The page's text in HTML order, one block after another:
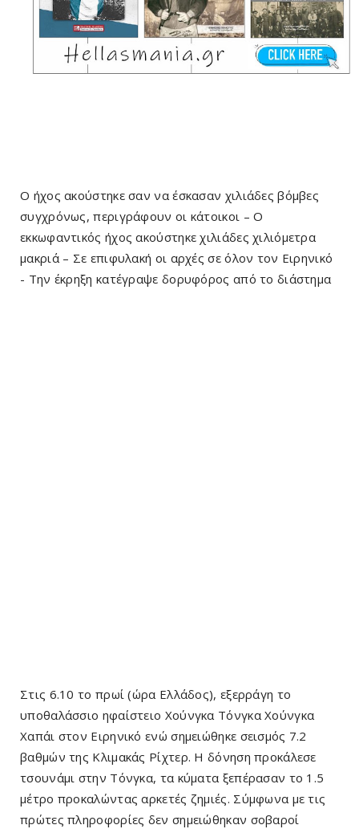
Ο ήχος ακούστηκε σαν να έσκασαν χιλιάδες βόμβες
συγχρόνως, περιγράφουν οι κάτοικοι – Ο
εκκωφαντικός ήχος ακούστηκε χιλιάδες χιλιόμετρα
μακριά – Σε επιφυλακή οι αρχές σε όλον τον Ειρηνικό
- Την έκρηξη κατέγραψε δορυφόρος από το διάστημα
Στις 6.10 το πρωί (ώρα Ελλάδος), εξερράγη το
υποθαλάσσιο ηφαίστειο Χούνγκα Τόνγκα Χούνγκα
Χαπάι στον Ειρηνικό ενώ σημειώθηκε σεισμός 7.2
βαθμών της Κλιμακάς Ρίχτερ. Η δόνηση προκάλεσε
τσουνάμι στην Τόνγκα, τα κύματα ξεπέρασαν το 1.5
μέτρο προκαλώντας αρκετές ζημιές. Σύμφωνα με τις
πρώτες πληροφορίες δεν σημειώθηκαν σοβαροί